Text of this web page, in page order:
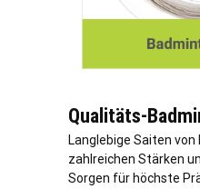
Qualitäts-
Langlebige Saiten
zahlreichen Stärken
Sorgen für höchste